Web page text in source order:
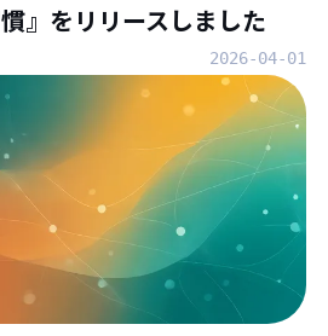
』をリリースしました
2026-04-01